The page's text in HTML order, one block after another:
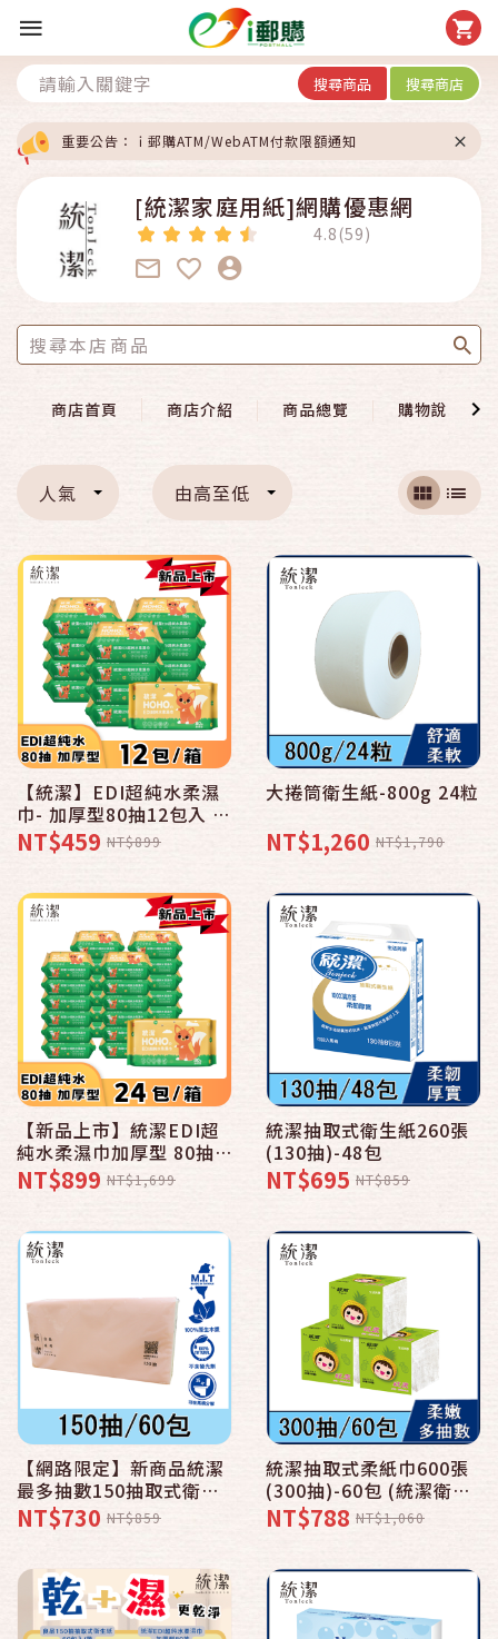
搜尋商品 搜尋商店
重要公告：ｉ郵購ATM/WebATM付款限額通知
[統潔家庭用紙]網購優惠網
4.8(59)
商店首頁 商店介紹 商品總覽 購物說明
人氣 由高至低
【統潔】EDI超純水柔濕
巾- 加厚型80抽12包入 超
純水濕紙巾 食品級成分
無酒精
NT$459 NT$899
大捲筒衛生紙-800g 24粒
NT$1,260 NT$1,790
【新品上市】統潔EDI超
純水柔濕巾加厚型 80抽
x24包入/箱 超純水濕紙巾
食品級成分 無酒精
NT$899 NT$1,699
統潔抽取式衛生紙260張
(130抽)-48包
NT$695 NT$859
【網路限定】新商品統潔
最多抽數150抽取式衛生
紙，抽數多，紙質佳，包
裝美，符合每個人的需求
NT$730 NT$859
統潔抽取式柔紙巾600張
(300抽)-60包 (統潔衛生
紙系列)
NT$788 NT$1,060